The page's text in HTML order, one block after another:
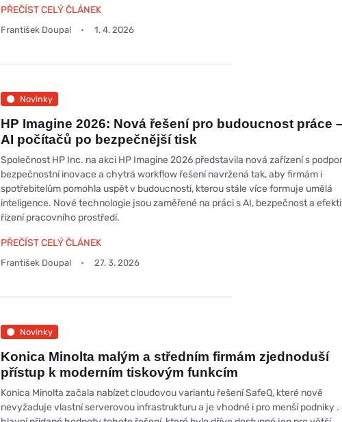
PŘEČÍST CELÝ ČLÁNEK
František Doupal 1. 4. 2026
Novinky
HP Imagine 2026: Nová řešení pro budoucnost práce
AI počítačů po bezpečnější tisk
Společnost HP Inc. na akci HP Imagine 2026 představila nová zařízení s
bezpečnostní inovace a chytrá workflow řešení navržená tak, aby firmám i
spotřebitelům pomohla uspět v budoucnosti, kterou stále více formuje umělá
inteligence. Nové technologie jsou zaměřené na práci s AI, bezpečnost a
řízení pracovního prostředí.
PŘEČÍST CELÝ ČLÁNEK
František Doupal 27. 3. 2026
Novinky
Konica Minolta malým a středním firmám zjednoduší
přístup k moderním tiskovým funkcím
Konica Minolta začala nabízet cloudovou variantu řešení SafeQ, které nově
nevyžaduje vlastní serverovou infrastrukturu a je vhodné i pro menší podniky .